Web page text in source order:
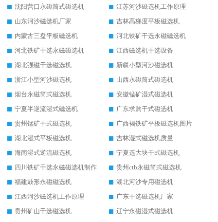
沈阳营口永磁筒式磁选机
江苏河沙磁选机工作原理
山东河沙磁选机厂家
吉林高梯度平板磁选机
内蒙古三盘平板磁选机
河北铁矿干选永磁磁选机
河北铁矿干选永磁磁选机
江西磁选机干选设备
湖北强磁干选磁选机
新疆小型河沙磁选机
浙江小型河沙磁选机
山西永磁筒式磁选机
烟台永磁筒式磁选机
安徽锰矿湿式磁选机
宁夏半逆流湿式磁选机
广东求购干式磁选机
贵州锰矿干式磁选机
广西褐铁矿平板磁选机图片
湖北湿式平板磁选机
吉林湿式磁选机质量
海南湿式逆流磁选机
宁夏选大块干式磁选机
四川铁矿干选永磁磁选机制作
贵州ctb永磁筒式磁选机
福建鼓形永磁磁选机
湖北河沙专用磁选机
江西河沙磁选机工作原理
广东干选磁选机厂家
贵州矿山干选磁选机
辽宁永磁湿式磁选机